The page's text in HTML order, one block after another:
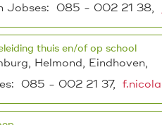
Jobses: 085 - 002 21 38,
thuis en/of op school
Helmond, Eindhoven,
085 - 002 21 37,